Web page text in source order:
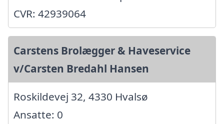
CVR: 42939064
Carstens Brolægger & Haveservice
v/Carsten Bredahl Hansen
Roskildevej 32, 4330 Hvalsø
Ansatte: 0